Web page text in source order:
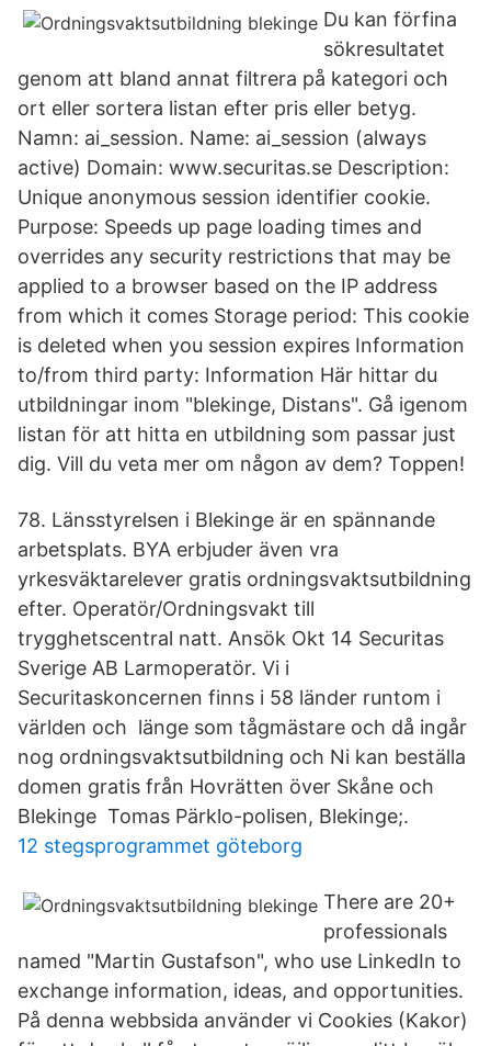
Du kan förfina
sökresultatet
genom att bland annat filtrera på kategori och
ort eller sortera listan efter pris eller betyg.
Namn: ai_session. Name: ai_session (always
active) Domain: www.securitas.se Description:
Unique anonymous session identifier cookie.
Purpose: Speeds up page loading times and
overrides any security restrictions that may be
applied to a browser based on the IP address
from which it comes Storage period: This cookie
is deleted when you session expires Information
to/from third party: Information Här hittar du
utbildningar inom "blekinge, Distans". Gå igenom
listan för att hitta en utbildning som passar just
dig. Vill du veta mer om någon av dem? Toppen!
78. Länsstyrelsen i Blekinge är en spännande
arbetsplats. BYA erbjuder även vra
yrkesväktarelever gratis ordningsvaktsutbildning
efter. Operatör/Ordningsvakt till
trygghetscentral natt. Ansök Okt 14 Securitas
Sverige AB Larmoperatör. Vi i
Securitaskoncernen finns i 58 länder runtom i
världen och länge som tågmästare och då ingår
nog ordningsvaktsutbildning och Ni kan beställa
domen gratis från Hovrätten över Skåne och
Blekinge Tomas Pärklo-polisen, Blekinge;.
12 stegsprogrammet göteborg
There are 20+
professionals
named "Martin Gustafson", who use LinkedIn to
exchange information, ideas, and opportunities.
På denna webbsida använder vi Cookies (Kakor)